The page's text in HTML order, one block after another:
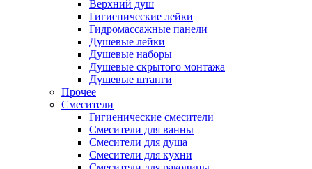
Верхний душ
Гигиенические лейки
Гидромассажные панели
Душевые лейки
Душевые наборы
Душевые скрытого монтажа
Душевые штанги
Прочее
Смесители
Гигиенические смесители
Смесители для ванны
Смесители для душа
Смесители для кухни